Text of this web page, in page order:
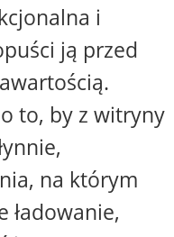
i
ją przed
to, by z witryny
na którym
ładowanie,